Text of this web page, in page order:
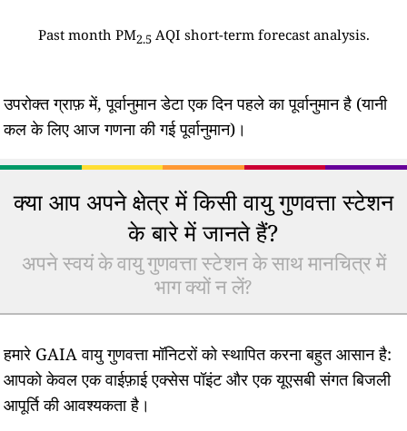
Past month PM2.5 AQI short-term forecast analysis.
उपरोक्त ग्राफ़ में, पूर्वानुमान डेटा एक दिन पहले का पूर्वानुमान है (यानी
कल के लिए आज गणना की गई पूर्वानुमान)।
क्या आप अपने क्षेत्र में किसी वायु गुणवत्ता स्टेशन
के बारे में जानते हैं?
अपने स्वयं के वायु गुणवत्ता स्टेशन के साथ मानचित्र में
भाग क्यों न लें?
हमारे GAIA वायु गुणवत्ता मॉनिटरों को स्थापित करना बहुत आसान है:
आपको केवल एक वाईफ़ाई एक्सेस पॉइंट और एक यूएसबी संगत बिजली
आपूर्ति की आवश्यकता है।